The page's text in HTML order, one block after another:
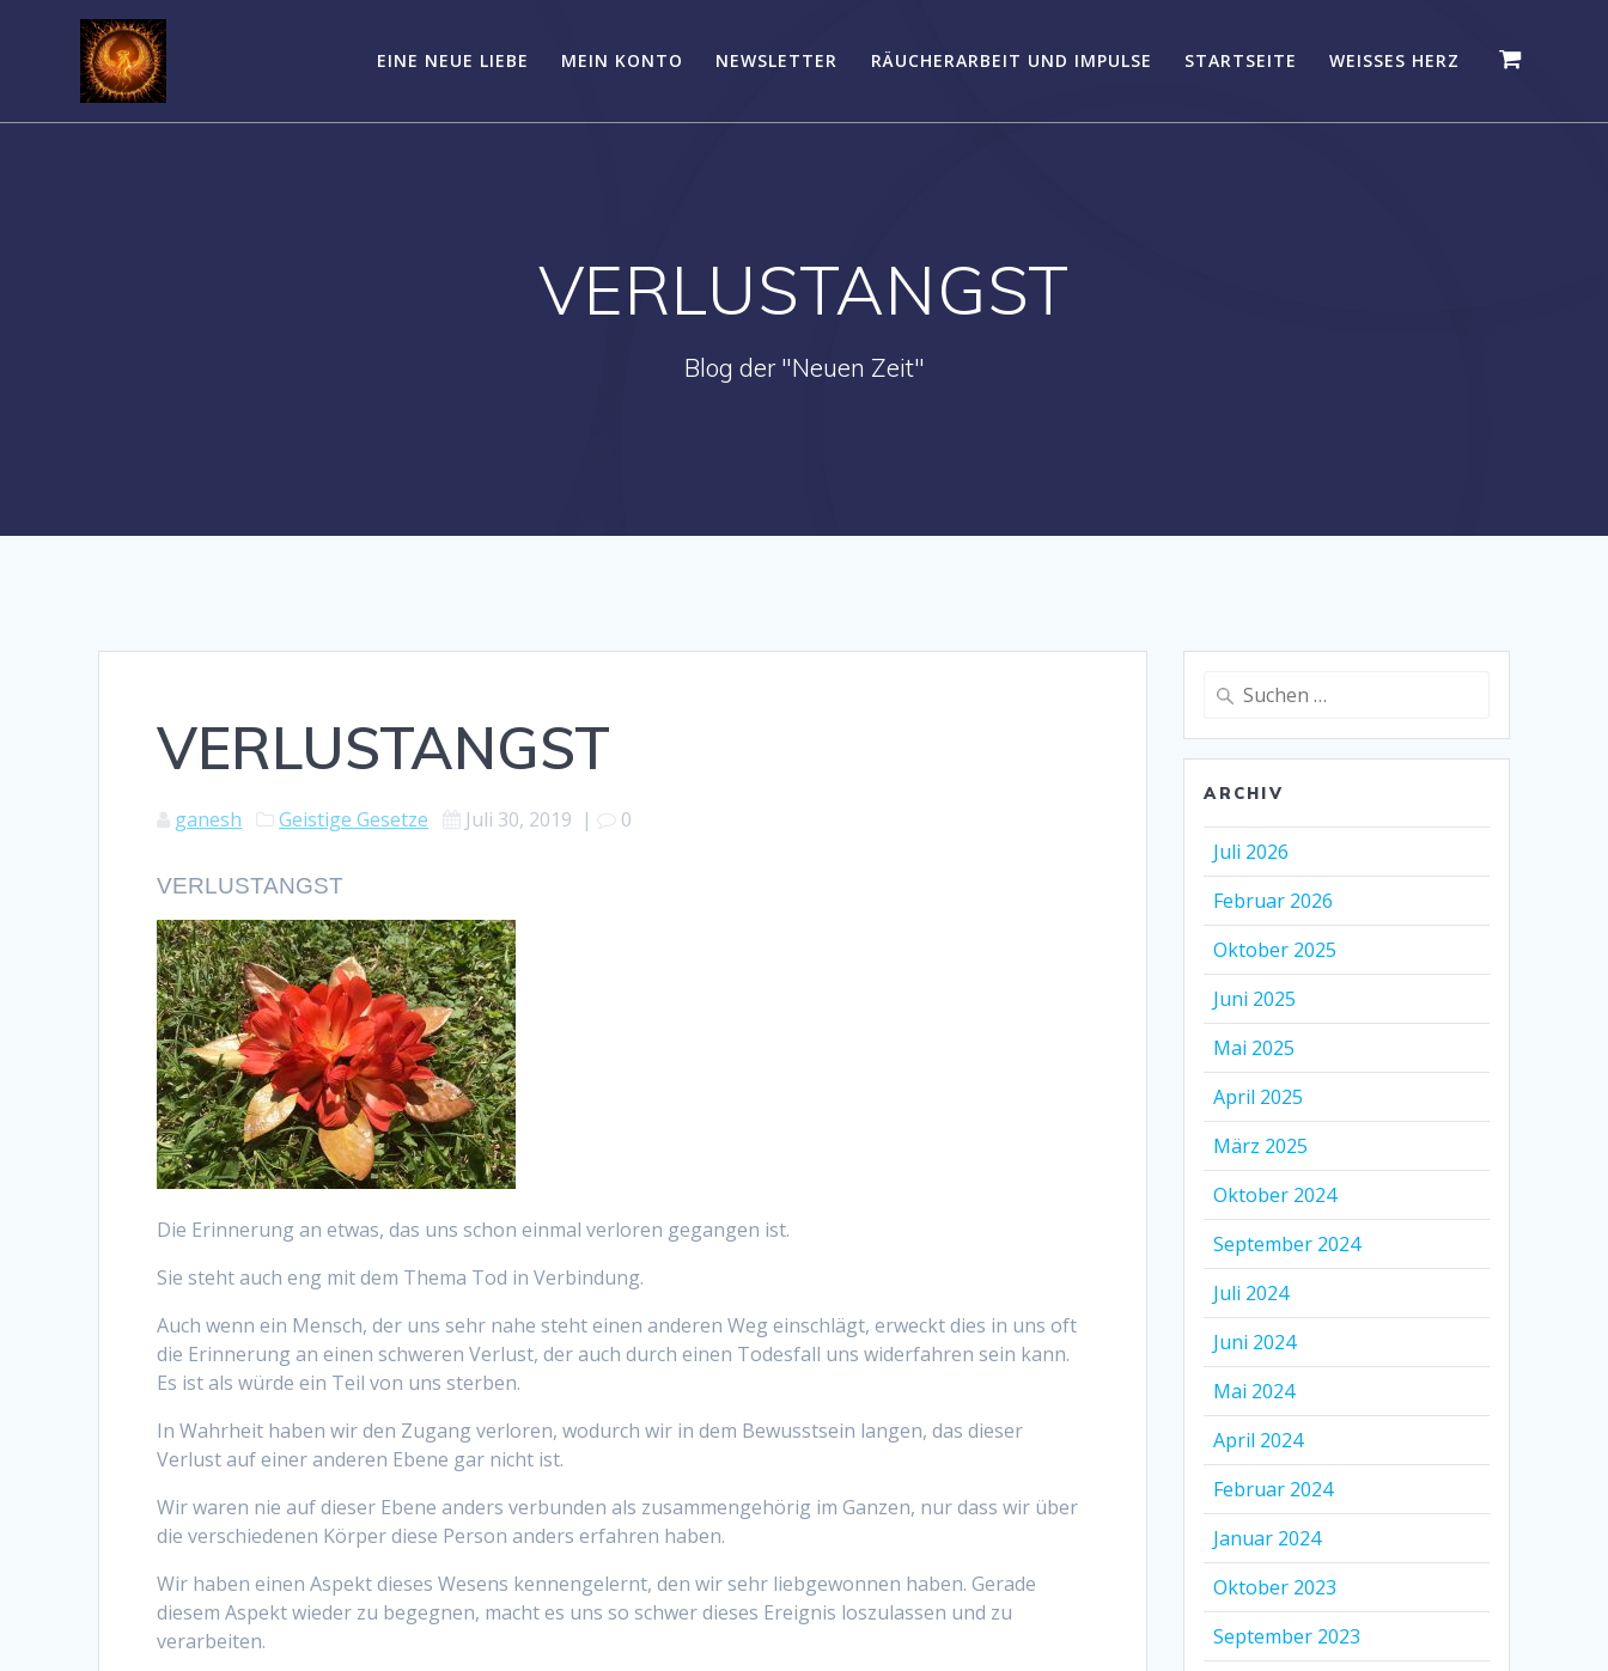
EINE NEUE LIEBE MEIN KONTO NEWSLETTER RÄUCHERARBEIT UND IMPULSE STARTSEITE WEISSES HERZ
VERLUSTANGST
Blog der "Neuen Zeit"
VERLUSTANGST
ganesh Geistige Gesetze Juli 30, 2019 | 0
VERLUSTANGST
Die Erinnerung an etwas, das uns schon einmal verloren gegangen ist.
Sie steht auch eng mit dem Thema Tod in Verbindung.
Auch wenn ein Mensch, der uns sehr nahe steht einen anderen Weg einschlägt, erweckt dies in uns oft
die Erinnerung an einen schweren Verlust, der auch durch einen Todesfall uns widerfahren sein kann.
Es ist als würde ein Teil von uns sterben.
In Wahrheit haben wir den Zugang verloren, wodurch wir in dem Bewusstsein langen, das dieser
Verlust auf einer anderen Ebene gar nicht ist.
Wir waren nie auf dieser Ebene anders verbunden als zusammengehörig im Ganzen, nur dass wir über
die verschiedenen Körper diese Person anders erfahren haben.
Wir haben einen Aspekt dieses Wesens kennengelernt, den wir sehr liebgewonnen haben. Gerade
diesem Aspekt wieder zu begegnen, macht es uns so schwer dieses Ereignis loszulassen und zu
verarbeiten.
Suche
ARCHIV
Juli 2026
Februar 2026
Oktober 2025
Juni 2025
Mai 2025
April 2025
März 2025
Oktober 2024
September 2024
Juli 2024
Juni 2024
Mai 2024
April 2024
Februar 2024
Januar 2024
Oktober 2023
September 2023